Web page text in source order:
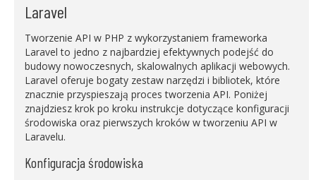
Laravel
Tworzenie API w PHP z wykorzystaniem frameworka
Laravel to jedno z najbardziej efektywnych podejść do
budowy nowoczesnych, skalowalnych aplikacji webowych.
Laravel oferuje bogaty zestaw narzędzi i bibliotek, które
znacznie przyspieszają proces tworzenia API. Poniżej
znajdziesz krok po kroku instrukcje dotyczące konfiguracji
środowiska oraz pierwszych kroków w tworzeniu API w
Laravelu.
Konfiguracja środowiska